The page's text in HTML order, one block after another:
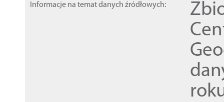
Informacje na temat danych źródłowych: